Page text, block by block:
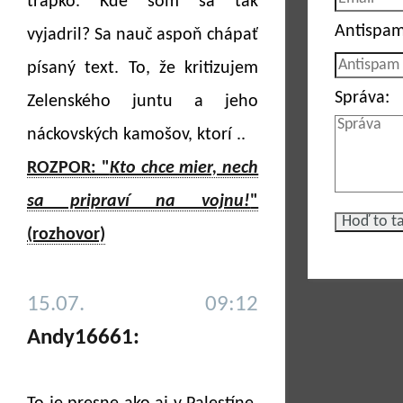
vyjadril? Sa nauč aspoň chápať
písaný text. To, že kritizujem
Zelenského juntu a jeho
náckovských kamošov, ktorí ..
ROZPOR: "Kto chce mier, nech
sa pripraví na vojnu!"
(rozhovor)
15.07. 09:12
Andy16661:
Správa: